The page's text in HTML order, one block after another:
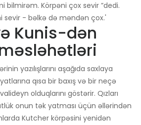
bilmirəm. Körpəni çox sevir ”dedi.
sevir - bəlkə də məndən çox.'
Kunis-dən
yazılışlarını aşağıda saxlaya
qısa bir baxış və bir neçə
olduqlarını göstərir. Qızları
onun tək yatması üçün əllərindən
Kutcher körpəsini yenidən